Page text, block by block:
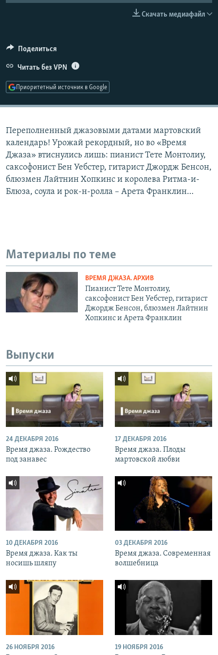
СОЦИАЛЬНЫЕ СЕТИ
Скачать медиафайл
Поделиться
Читать без VPN
Приоритетный источник в Google
Переполненный джазовыми датами мартовский
календарь! Урожай рекордный, но во «Время
Джаза» втиснулись лишь: пианист Тете Монтолиу,
саксофонист Бен Уебстер, гитарист Джордж Бенсон,
блюзмен Лайтнин Хопкинс и королева Ритма-и-
Блюза, соула и рок-н-ролла – Арета Франклин…
Материалы по теме
ВРЕМЯ ДЖАЗА. АРХИВ
Пианист Тете Монтолиу,
саксофонист Бен Уебстер, гитарист
Джордж Бенсон, блюзмен Лайтнин
Хопкинс и Арета Франклин
Выпуски
24 ДЕКАБРЯ 2016
Время джаза. Рождество
под занавес
17 ДЕКАБРЯ 2016
Время джаза. Плоды
мартовской любви
10 ДЕКАБРЯ 2016
Время джаза. Как ты
носишь шляпу
03 ДЕКАБРЯ 2016
Время джаза. Современная
волшебница
26 НОЯБРЯ 2016 19 НОЯБРЯ 2016